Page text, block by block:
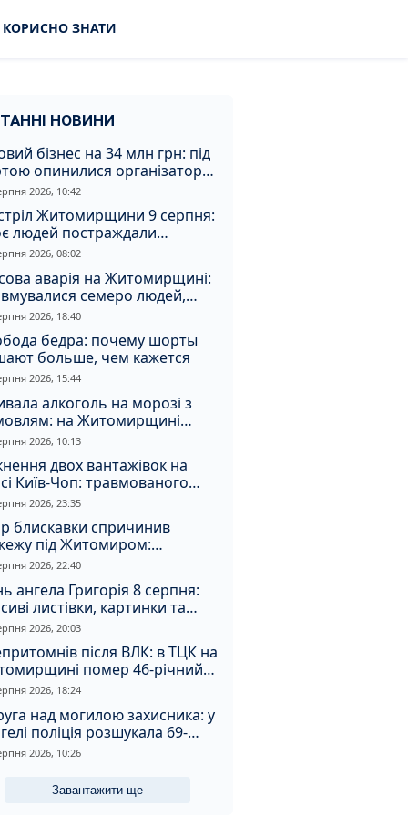
КОРИСНО ЗНАТИ
НОВИНИ
бізнес на 34 млн грн: під
опинилися організатори
вирубки на
2026, 10:42
Житомирщини 9 серпня:
людей постраждали
атаки
2026, 08:02
аварія на Житомирщині:
семеро людей,
них діти
2026, 18:40
бедра: почему шорты
больше, чем кажется
2026, 15:44
алкоголь на морозі з
на Житомирщині
матір, через яку дитина
обмороження
2026, 10:13
двох вантажівок на
Київ-Чоп: травмованого
забрали до лікарні
2026, 23:35
блискавки спричинив
під Житомиром:
витягли з вогню
2026, 22:40
ангела Григорія 8 серпня:
листівки, картинки та
привітання
2026, 20:03
після ВЛК: в ТЦК на
помер 46-річний
2026, 18:24
над могилою захисника: у
поліція розшукала 69-
зловмисника
2026, 10:26
Завантажити ще